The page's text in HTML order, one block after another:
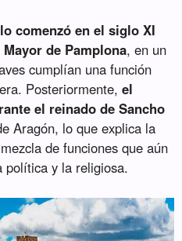
comenzó en el siglo XI
de Pamplona, en un
cumplían una función
Posteriormente,el
el reinado de Sancho
Aragón, lo que explica la
de funciones que aún
política y la religiosa.